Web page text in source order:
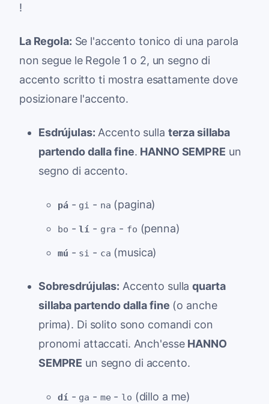
!
La Regola: Se l'accento tonico di una parola
non segue le Regole 1 o 2, un segno di
accento scritto ti mostra esattamente dove
posizionare l'accento.
Esdrújulas: Accento sulla terza sillaba
partendo dalla fine. HANNO SEMPRE un
segno di accento.
pá - gi - na (pagina)
bo -lí - gra - fo (penna)
mú - si - ca (musica)
Sobresdrújulas: Accento sullaquarta
sillaba partendo dalla fine (o anche
prima). Di solito sono comandi con
pronomi attaccati. Anch'esse HANNO
SEMPRE un segno di accento.
dí - ga - me - lo (dillo a me)